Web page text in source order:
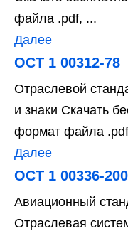
файла .pdf, ...
Далее
ОСТ 1 00312-78
Отраслевой
и знаки Скачать
формат файла
Далее
ОСТ 1 00336-
Авиационный
Отраслевая